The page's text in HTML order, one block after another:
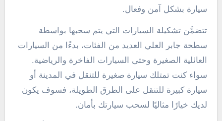
سيارة بشكل آمن وفعال.
تتضمَّن تشكيلة السيارات التي يتم سحبها بواسطة
سطحة جابر العلي العديد من الفئات، بدءًا من السيارات
العائلية الصغيرة وحتى السيارات الفاخرة والرياضية.
سواء كنت تمتلك سيارة صغيرة للتنقل في المدينة أو
سيارة كبيرة للتنقل على الطرق الطويلة، فسوف يكون
لديك خيارًا مثاليًا لسحب سيارتك بأمان.